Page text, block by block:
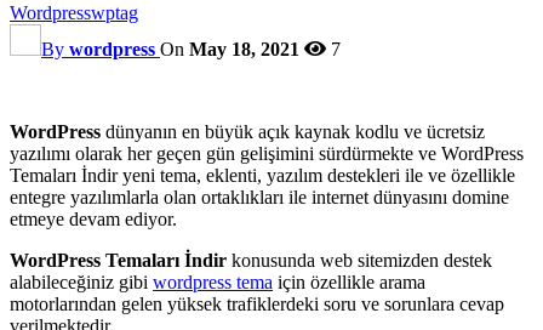
Wordpresswptag
By wordpress On May 18, 2021 7
WordPress dünyanın en büyük açık kaynak kodlu ve ücretsiz
yazılımı olarak her geçen gün gelişimini sürdürmekte ve WordPress
Temaları İndir yeni tema, eklenti, yazılım destekleri ile ve özellikle
entegre yazılımlarla olan ortaklıkları ile internet dünyasını domine
etmeye devam ediyor.
WordPress Temaları İndir konusunda web sitemizden destek
alabileceğiniz gibi wordpress tema için özellikle arama
motorlarından gelen yüksek trafiklerdeki soru ve sorunlara cevap
verilmektedir.